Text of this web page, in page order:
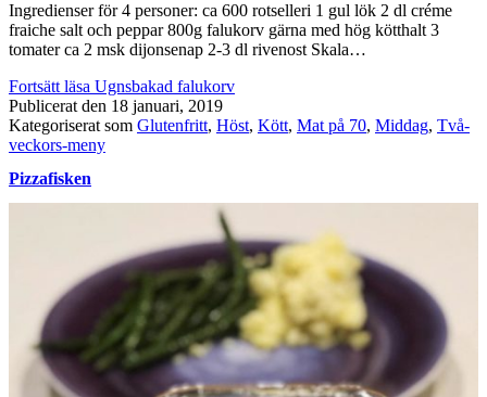
Ingredienser för 4 personer: ca 600 rotselleri 1 gul lök 2 dl créme
fraiche salt och peppar 800g falukorv gärna med hög kötthalt 3
tomater ca 2 msk dijonsenap 2-3 dl rivenost Skala…
Fortsätt läsa Ugnsbakad falukorv
Publicerat den 18 januari, 2019
Kategoriserat som Glutenfritt, Höst, Kött, Mat på 70, Middag, Två-
veckors-meny
Pizzafisken